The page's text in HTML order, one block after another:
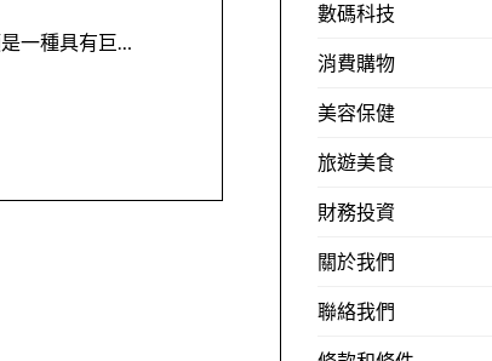
一種具有巨…
數碼科技
消費購物
美容保健
旅遊美食
財務投資
關於我們
聯絡我們